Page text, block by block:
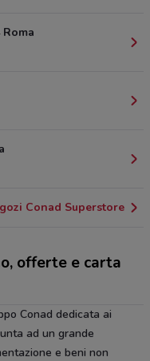
Conad Superstore
offerte e carta
Conad dedicata ai
ad un grande
e beni non